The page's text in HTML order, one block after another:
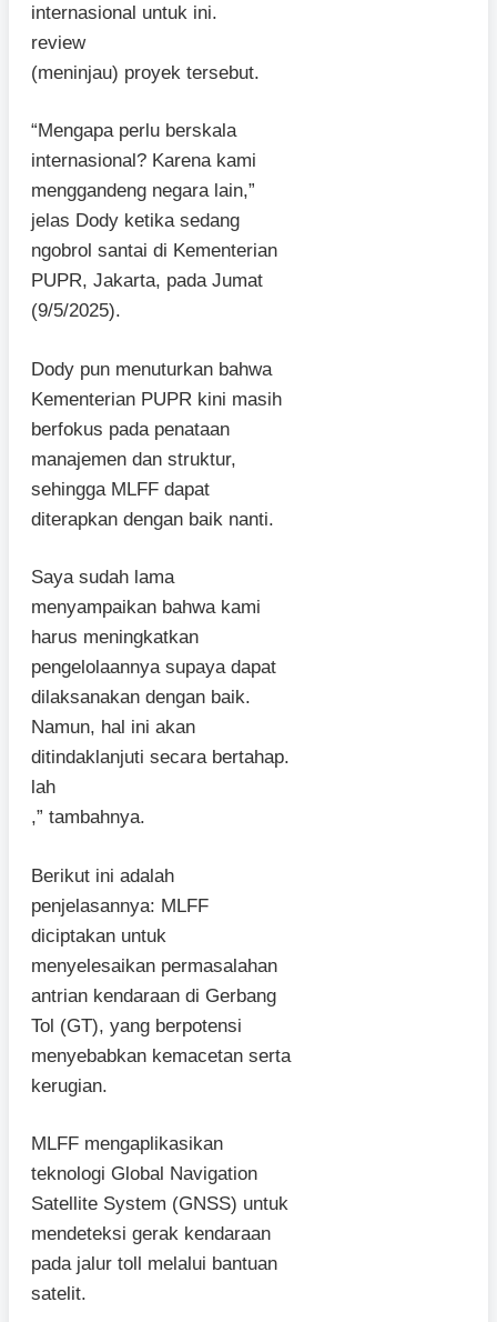
internasional untuk ini.
review
(meninjau) proyek tersebut.
“Mengapa perlu berskala
internasional? Karena kami
menggandeng negara lain,”
jelas Dody ketika sedang
ngobrol santai di Kementerian
PUPR, Jakarta, pada Jumat
(9/5/2025).
Dody pun menuturkan bahwa
Kementerian PUPR kini masih
berfokus pada penataan
manajemen dan struktur,
sehingga MLFF dapat
diterapkan dengan baik nanti.
Saya sudah lama
menyampaikan bahwa kami
harus meningkatkan
pengelolaannya supaya dapat
dilaksanakan dengan baik.
Namun, hal ini akan
ditindaklanjuti secara bertahap.
lah
,” tambahnya.
Berikut ini adalah
penjelasannya: MLFF
diciptakan untuk
menyelesaikan permasalahan
antrian kendaraan di Gerbang
Tol (GT), yang berpotensi
menyebabkan kemacetan serta
kerugian.
MLFF mengaplikasikan
teknologi Global Navigation
Satellite System (GNSS) untuk
mendeteksi gerak kendaraan
pada jalur toll melalui bantuan
satelit.